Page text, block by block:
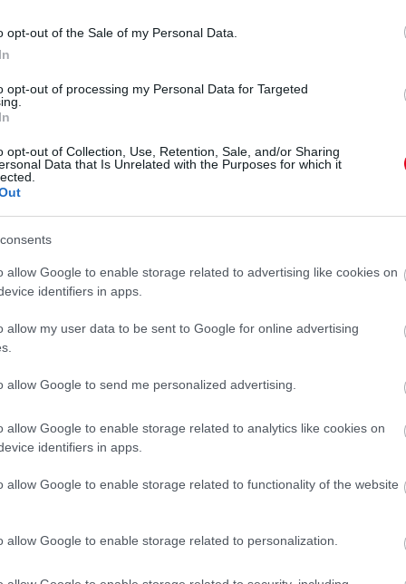
opt-out of the Sale of my Personal Data.
opt-out of processing my Personal Data for Targeted
opt-out of Collection, Use, Retention, Sale, and/or Sharing
Data that Is Unrelated with the Purposes for which it
allow Google to enable storage related to advertising like cookies on
identifiers in apps.
allow my user data to be sent to Google for online advertising
allow Google to send me personalized advertising.
allow Google to enable storage related to analytics like cookies on
identifiers in apps.
allow Google to enable storage related to functionality of the website
allow Google to enable storage related to personalization.
küzdött Pécsett az első nap,
versenyezniük a mezőny végén, így
jó lenne a top3-ba beférni! Jobban
mentem itt jól, most már ideje lenne egy
az egészben! Azt gondolom, hogy aki
az tegye össze a kezét és ezzel én is így
Ifjabb Tóth János. Mi kell ennél több az
Jól akarjuk érezni magunkat!’
elfoglaltság miatt nem lesz ott a
kell hagynunk. Nagyon sok a munkánk,
tudtunk készülni és csak úgy odaesni a
ennél komolyabb ez a bajnokság.
tavaly is tetszett! Jó versenyzést
navigátort kellett keresnie a verseny
csak néhány évvel ezelőtt derült ki
vannak… Mivel gokartos múltam van, így
Sajnos már megint új navigátorral kell
megígérte, hogy bevállalja a szezont,
korábban és most ez a két bajnokság
három navigátor… Köszönöm Kürti
Azért nem feltartott kézzel megyünk,